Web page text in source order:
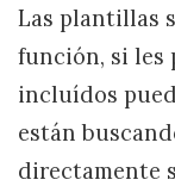
Las plantillas
función, si les
incluídos
están
directamente